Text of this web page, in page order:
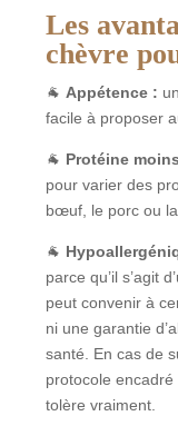
Les
chèvre
🐐 Appétence :
facile à proposer
🐐 Protéine
pour varier des
bœuf, le porc ou la
🐐
parce qu’il s’agit
peut convenir à
ni une garantie
santé. En cas de
protocole
tolère vraiment.